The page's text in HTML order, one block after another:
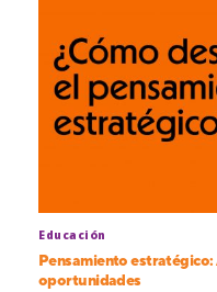
Educación
Pensamiento
oportunidades